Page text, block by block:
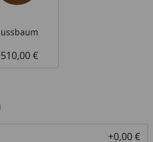
€
+0,00 €